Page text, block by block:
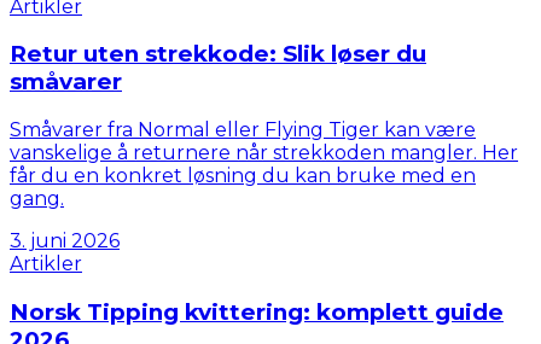
Artikler
Retur uten strekkode: Slik løser du
småvarer
Småvarer fra Normal eller Flying Tiger kan være
vanskelige å returnere når strekkoden mangler. Her
får du en konkret løsning du kan bruke med en
gang.
3. juni 2026
Artikler
Norsk Tipping kvittering: komplett guide